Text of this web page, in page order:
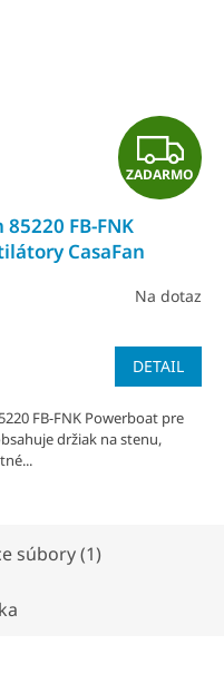
Z
A
A
R
M
O
ZADARMO
FB-FNK
CasaFan
Na dotaz
DETAIL
FB-FNK Powerboat pre
držiak na stenu,
súbory (1)